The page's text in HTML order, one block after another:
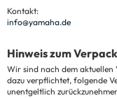
Kontakt:
info@yamaha.de
Hinweis zum
Wir sind nach dem aktuellen
dazu verpflichtet, folgende
unentgeltlich